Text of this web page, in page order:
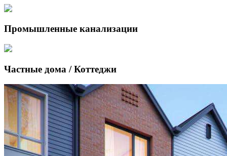
Промышленные канализации
Частные дома / Коттеджи